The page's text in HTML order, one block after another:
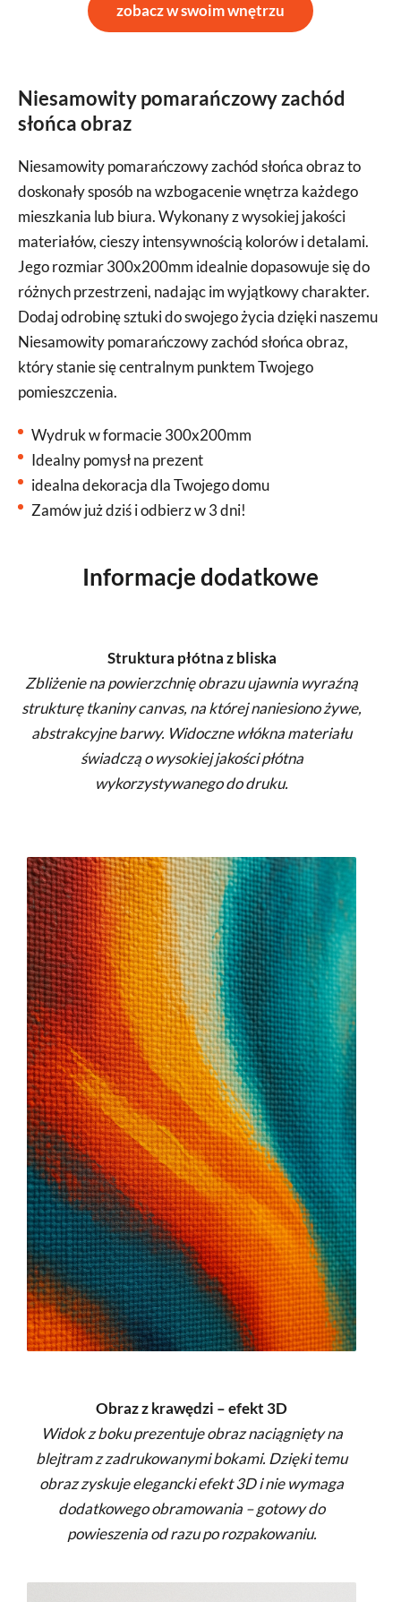
zobacz w swoim wnętrzu
Niesamowity pomarańczowy zachód
słońca obraz
Niesamowity pomarańczowy zachód słońca obraz to
doskonały sposób na wzbogacenie wnętrza każdego
mieszkania lub biura. Wykonany z wysokiej jakości
materiałów, cieszy intensywnością kolorów i detalami.
Jego rozmiar 300x200mm idealnie dopasowuje się do
różnych przestrzeni, nadając im wyjątkowy charakter.
Dodaj odrobinę sztuki do swojego życia dzięki naszemu
Niesamowity pomarańczowy zachód słońca obraz,
który stanie się centralnym punktem Twojego
pomieszczenia.
Wydruk w formacie 300x200mm
Idealny pomysł na prezent
idealna dekoracja dla Twojego domu
Zamów już dziś i odbierz w 3 dni!
Informacje dodatkowe
Struktura płótna z bliska
Zbliżenie na powierzchnię obrazu ujawnia wyraźną
strukturę tkaniny canvas, na której naniesiono żywe,
abstrakcyjne barwy. Widoczne włókna materiału
świadczą o wysokiej jakości płótna
wykorzystywanego do druku.
Obraz z krawędzi – efekt 3D
Widok z boku prezentuje obraz naciągnięty na
blejtram z zadrukowanymi bokami. Dzięki temu
obraz zyskuje elegancki efekt 3D i nie wymaga
dodatkowego obramowania – gotowy do
powieszenia od razu po rozpakowaniu.